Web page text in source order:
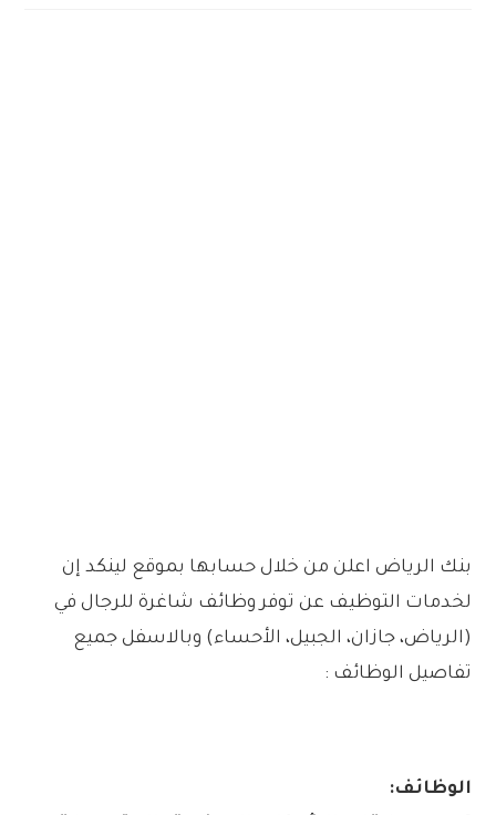
بنك الرياض اعلن من خلال حسابها بموقع لينكد إن
لخدمات التوظيف عن توفر وظائف شاغرة للرجال في
(الرياض، جازان، الجبيل، الأحساء) وبالاسفل جميع
تفاصيل الوظائف :
الوظائف: